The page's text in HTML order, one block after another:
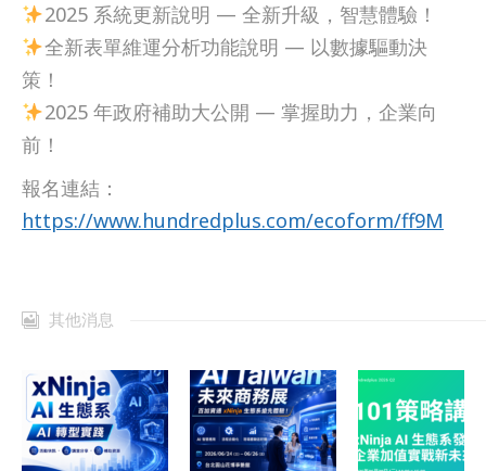
2025 系統更新說明 — 全新升級，智慧體驗！
全新表單維運分析功能說明 — 以數據驅動決
策！
2025 年政府補助大公開 — 掌握助力，企業向
前！
報名連結：
https://www.hundredplus.com/ecoform/ff9M
其他消息